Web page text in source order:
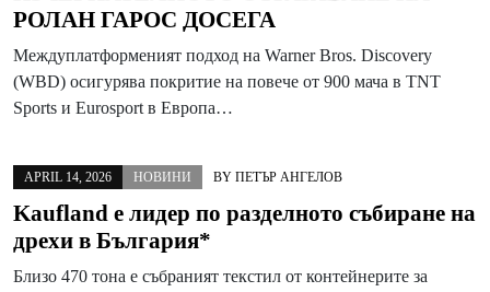
РОЛАН ГАРОС ДОСЕГА
Междуплатформеният подход на Warner Bros. Discovery
(WBD) осигурява покритие на повече от 900 мача в TNT
Sports и Eurosport в Европа…
APRIL 14, 2026 НОВИНИ BY ПЕТЪР АНГЕЛОВ
Kaufland е лидер по разделното събиране на
дрехи в България*
Близо 470 тона е събраният текстил от контейнерите за